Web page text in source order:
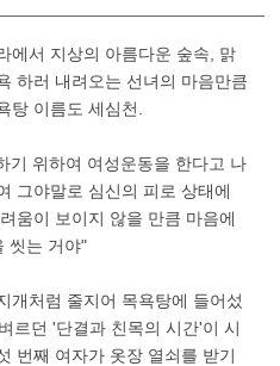
에서 지상의 아름다운 숲속, 맑
하러 내려오는 선녀의 마음만큼
탕 이름도 세심천.
기 위하여 여성운동을 한다고 나
그야말로 심신의 피로 상태에
움이 보이지 않을 만큼 마음에
씻는 거야"
개처럼 줄지어 목욕탕에 들어섰
르던 '단결과 친목의 시간'이 시
번째 여자가 옷장 열쇠를 받기
케치북5